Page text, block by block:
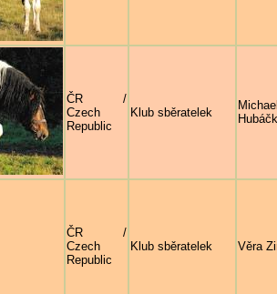
ČR /
Czech
Republic
Klub sběratelek
ČR /
Czech
Republic
Klub sběratelek Věra